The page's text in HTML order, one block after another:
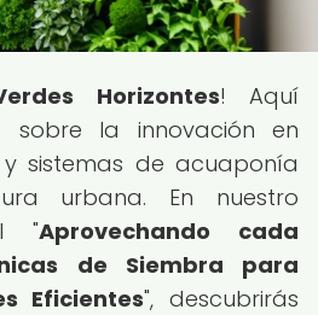
Horizontes! Aquí
sobre la innovación en
sistemas de acuaponía
urbana. En nuestro
"Aprovechando cada
de Siembra para
Eficientes", descubrirás